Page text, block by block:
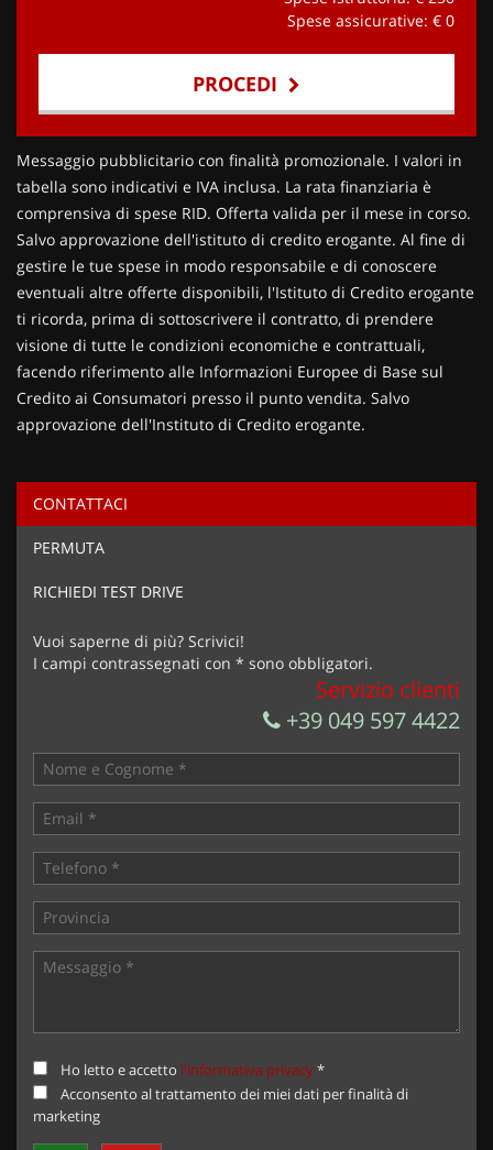
Spese assicurative: € 0
PROCEDI
Contattaci
Ho letto e accettol'informativa privacy*
Acconsento al trattamento dei miei dati per finalità di
Invia la tua richiesta
Messaggio pubblicitario con finalità promozionale. I valori in
tabella sono indicativi e IVA inclusa. La rata finanziaria è
comprensiva di spese RID. Offerta valida per il mese in corso.
Salvo approvazione dell'istituto di credito erogante. Al fine di
gestire le tue spese in modo responsabile e di conoscere
eventuali altre offerte disponibili, l'Istituto di Credito erogante
ti ricorda, prima di sottoscrivere il contratto, di prendere
visione di tutte le condizioni economiche e contrattuali,
facendo riferimento alle Informazioni Europee di Base sul
Credito ai Consumatori presso il punto vendita. Salvo
approvazione dell'Instituto di Credito erogante.
CONTATTACI
PERMUTA
RICHIEDI TEST DRIVE
Vuoi saperne di più? Scrivici!
I campi contrassegnati con * sono obbligatori.
Servizio clienti
+39 049 597 4422
Ho letto e accetto l'informativa privacy*
Acconsento al trattamento dei miei dati per finalità di
marketing